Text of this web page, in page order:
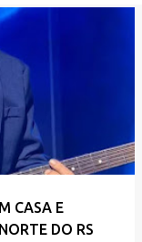
CASA E
DO RS